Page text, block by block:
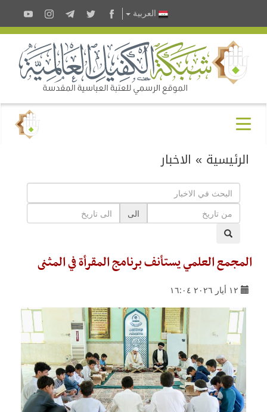
العربية
الرئيسية » الاخبار
الى
المجمع العلمي يستأنف برنامج المقرأة في المثنى
١٢ أيار ٢٠٢٦ ١٦:٠٤